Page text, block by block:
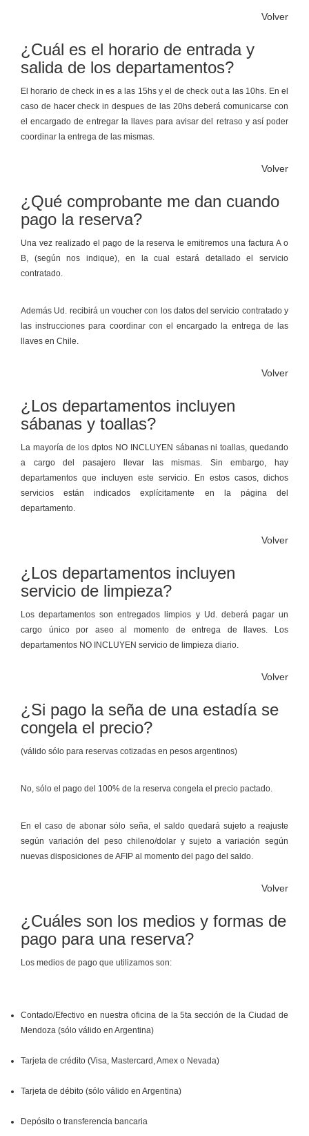
Volver
¿Cuál es el horario de entrada y
salida de los departamentos?
El horario de check in es a las 15hs y el de check out a las 10hs. En el
caso de hacer check in despues de las 20hs deberá comunicarse con
el encargado de entregar la llaves para avisar del retraso y así poder
coordinar la entrega de las mismas.
Volver
¿Qué comprobante me dan cuando
pago la reserva?
Una vez realizado el pago de la reserva le emitiremos una factura A o
B, (según nos indique), en la cual estará detallado el servicio
contratado.
Además Ud. recibirá un voucher con los datos del servicio contratado y
las instrucciones para coordinar con el encargado la entrega de las
llaves en Chile.
Volver
¿Los departamentos incluyen
sábanas y toallas?
La mayoría de los dptos NO INCLUYEN sábanas ni toallas, quedando
a cargo del pasajero llevar las mismas. Sin embargo, hay
departamentos que incluyen este servicio. En estos casos, dichos
servicios están indicados explícitamente en la página del
departamento.
Volver
¿Los departamentos incluyen
servicio de limpieza?
Los departamentos son entregados limpios y Ud. deberá pagar un
cargo único por aseo al momento de entrega de llaves. Los
departamentos NO INCLUYEN servicio de limpieza diario.
Volver
¿Si pago la seña de una estadía se
congela el precio?
(válido sólo para reservas cotizadas en pesos argentinos)
No, sólo el pago del 100% de la reserva congela el precio pactado.
En el caso de abonar sólo seña, el saldo quedará sujeto a reajuste
según variación del peso chileno/dolar y sujeto a variación según
nuevas disposiciones de AFIP al momento del pago del saldo.
Volver
¿Cuáles son los medios y formas de
pago para una reserva?
Los medios de pago que utilizamos son:
Contado/Efectivo en nuestra oficina de la 5ta sección de la Ciudad de
Mendoza (sólo válido en Argentina)
Tarjeta de crédito (Visa, Mastercard, Amex o Nevada)
Tarjeta de débito (sólo válido en Argentina)
Depósito o transferencia bancaria